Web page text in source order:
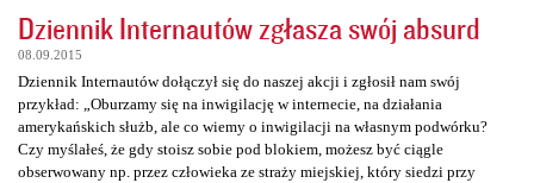
Dziennik Internautów zgłasza swój absurd
08.09.2015
Dziennik Internautów dołączył się do naszej akcji i zgłosił nam swój
przykład: „Oburzamy się na inwigilację w internecie, na działania
amerykańskich służb, ale co wiemy o inwigilacji na własnym podwórku?
Czy myślałeś, że gdy stoisz sobie pod blokiem, możesz być ciągle
obserwowany np. przez człowieka ze straży miejskiej, który siedzi przy